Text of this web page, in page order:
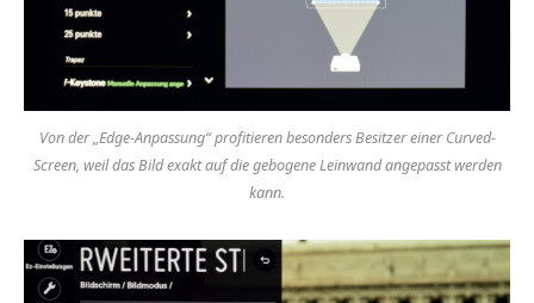
Von der „Edge-Anpassung“ profitieren besonders Besitzer einer Curved-
Screen, weil das Bild exakt auf die gebogene Leinwand angepasst werden
kann.